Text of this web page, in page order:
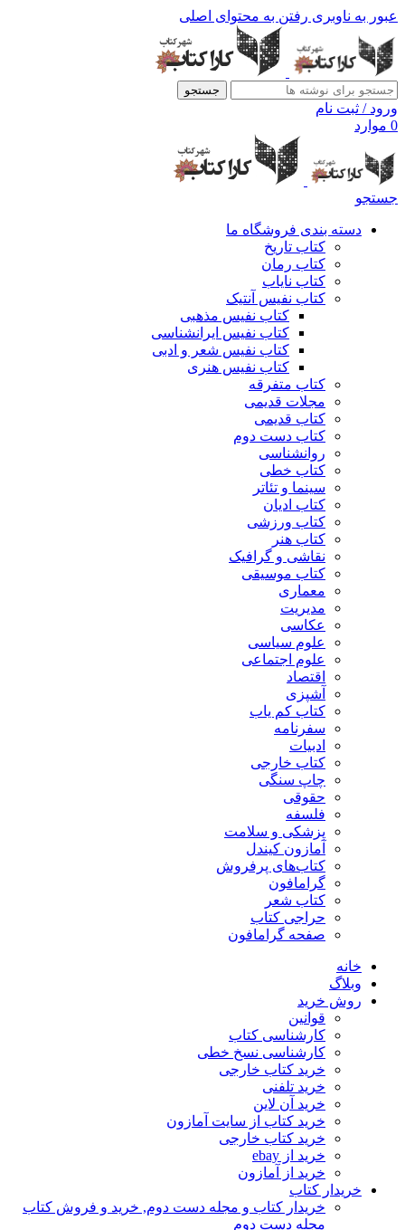
عبور به ناوبری رفتن به محتوای اصلی
جستجو
ورود / ثبت نام
0 موارد
جستجو
دسته بندی فروشگاه ما
کتاب تاریخ
کتاب رمان
کتاب نایاب
کتاب نفیس آنتیک
کتاب نفیس مذهبی
کتاب نفیس ایرانشناسی
کتاب نفیس شعر و ادبی
کتاب نفیس هنری
کتاب متفرقه
مجلات قدیمی
کتاب قدیمی
کتاب دست دوم
روانشناسی
کتاب خطی
سینما و تئاتر
کتاب ادیان
کتاب ورزشی
کتاب هنر
نقاشی و گرافیک
کتاب موسیقی
معماری
مدیریت
عکاسی
علوم سیاسی
علوم اجتماعی
اقتصاد
آشپزی
کتاب کم یاب
سفرنامه
ادبیات
کتاب خارجی
چاپ سنگی
حقوقی
فلسفه
پزشکی و سلامت
آمازون کیندل
کتاب‌های پرفروش
گرامافون
کتاب شعر
حراجی کتاب
صفحه گرامافون
خانه
وبلاگ
روش خرید
قوانین
کارشناسی کتاب
کارشناسی نسخ خطی
خرید کتاب خارجی
خرید تلفنی
خرید آن لاین
خرید کتاب از سایت آمازون
خرید کتاب خارجی
خرید از ebay
خرید از آمازون
خریدار کتاب
خریدار کتاب و مجله دست دوم, خرید و فروش کتاب
مجله دست دوم